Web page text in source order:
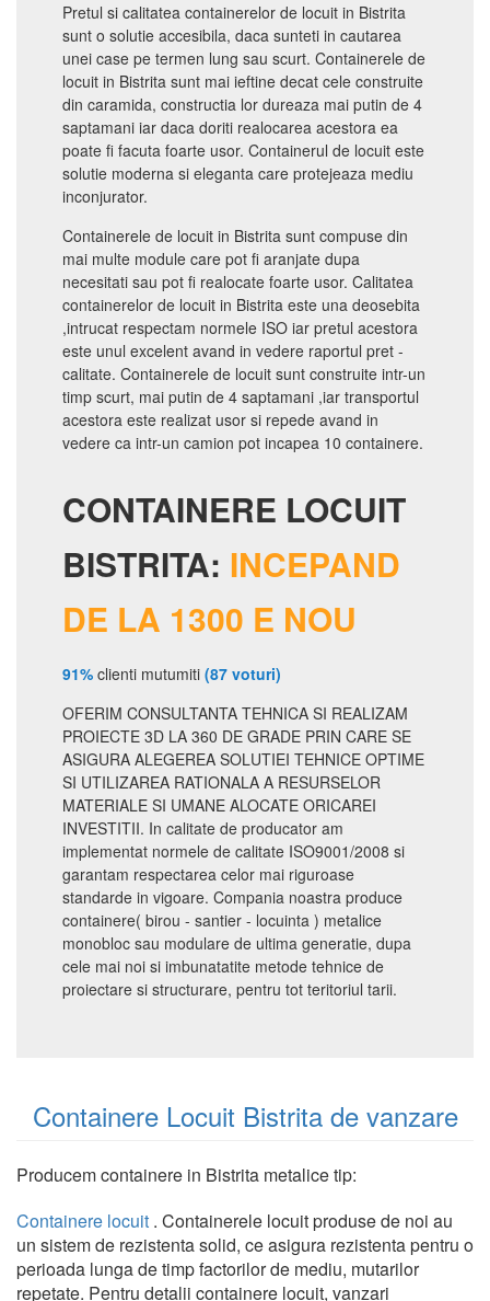
Pretul si calitatea containerelor de locuit in Bistrita
sunt o solutie accesibila, daca sunteti in cautarea
unei case pe termen lung sau scurt. Containerele de
locuit in Bistrita sunt mai ieftine decat cele construite
din caramida, constructia lor dureaza mai putin de 4
saptamani iar daca doriti realocarea acestora ea
poate fi facuta foarte usor. Containerul de locuit este
solutie moderna si eleganta care protejeaza mediu
inconjurator.
Containerele de locuit in Bistrita sunt compuse din
mai multe module care pot fi aranjate dupa
necesitati sau pot fi realocate foarte usor. Calitatea
containerelor de locuit in Bistrita este una deosebita
,intrucat respectam normele ISO iar pretul acestora
este unul excelent avand in vedere raportul pret -
calitate. Containerele de locuit sunt construite intr-un
timp scurt, mai putin de 4 saptamani ,iar transportul
acestora este realizat usor si repede avand in
vedere ca intr-un camion pot incapea 10 containere.
CONTAINERE LOCUIT
BISTRITA: INCEPAND
DE LA 1300 E NOU
91% clienti mutumiti (87 voturi)
OFERIM CONSULTANTA TEHNICA SI REALIZAM
PROIECTE 3D LA 360 DE GRADE PRIN CARE SE
ASIGURA ALEGEREA SOLUTIEI TEHNICE OPTIME
SI UTILIZAREA RATIONALA A RESURSELOR
MATERIALE SI UMANE ALOCATE ORICAREI
INVESTITII. In calitate de producator am
implementat normele de calitate ISO9001/2008 si
garantam respectarea celor mai riguroase
standarde in vigoare. Compania noastra produce
containere( birou - santier - locuinta ) metalice
monobloc sau modulare de ultima generatie, dupa
cele mai noi si imbunatatite metode tehnice de
proiectare si structurare, pentru tot teritoriul tarii.
Containere Locuit Bistrita de vanzare
Producem containere in Bistrita metalice tip:
Containere locuit . Containerele locuit produse de noi au
un sistem de rezistenta solid, ce asigura rezistenta pentru o
perioada lunga de timp factorilor de mediu, mutarilor
repetate. Pentru detalii containere locuit, vanzari